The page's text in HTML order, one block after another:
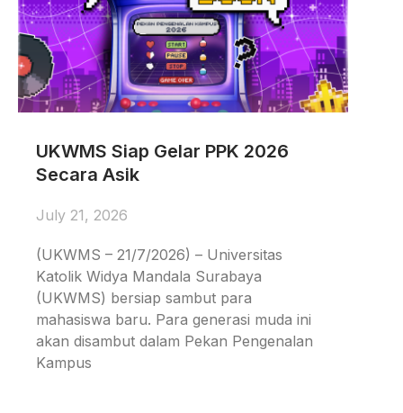
UKWMS Siap Gelar PPK 2026
Secara Asik
July 21, 2026
(UKWMS – 21/7/2026) – Universitas
Katolik Widya Mandala Surabaya
(UKWMS) bersiap sambut para
mahasiswa baru. Para generasi muda ini
akan disambut dalam Pekan Pengenalan
Kampus